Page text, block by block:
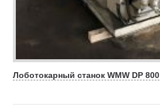
Лоботокарный станок WMW DP 800